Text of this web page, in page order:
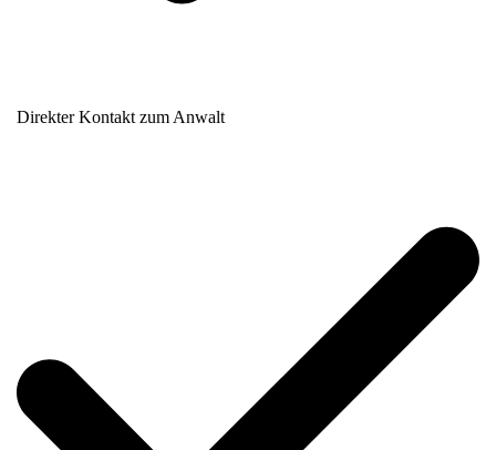
Direkter Kontakt zum Anwalt